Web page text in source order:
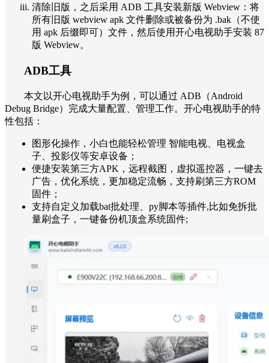
清除旧版，之后采用 ADB 工具安装新版 Webview：将
所有旧版 webview apk 文件删除或被备份为 .bak（不使
用 apk 后缀即可）文件，然后使用开心电视助手安装 87
版 Webview。
ADB工具
本文以开心电视助手为例，可以通过 ADB（Android
Debug Bridge）完成大量配置、管理工作。开心电视助手的特
性包括：
图形化操作，小白也能轻松管理 智能电视、电视盒
子、投影仪等安卓设备；
便捷安装第三方APK，远程截图，虚拟遥控器，一键去
广告，优化系统，更加稳定流畅，支持刷第三方ROM
固件；
支持自定义加载bat批处理、py脚本等插件,比如免拆批
量刷盒子，一键备份机顶盒系统固件;